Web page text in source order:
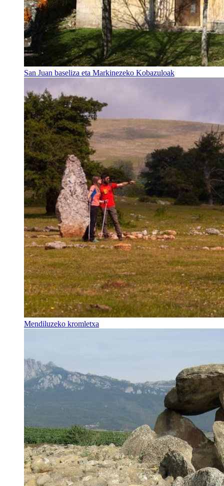
San Juan baseliza eta Markinezeko Kobazuloak
Mendiluzeko kromletxa